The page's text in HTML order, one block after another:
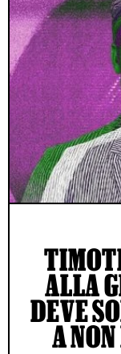
ALLA
DEVE
A